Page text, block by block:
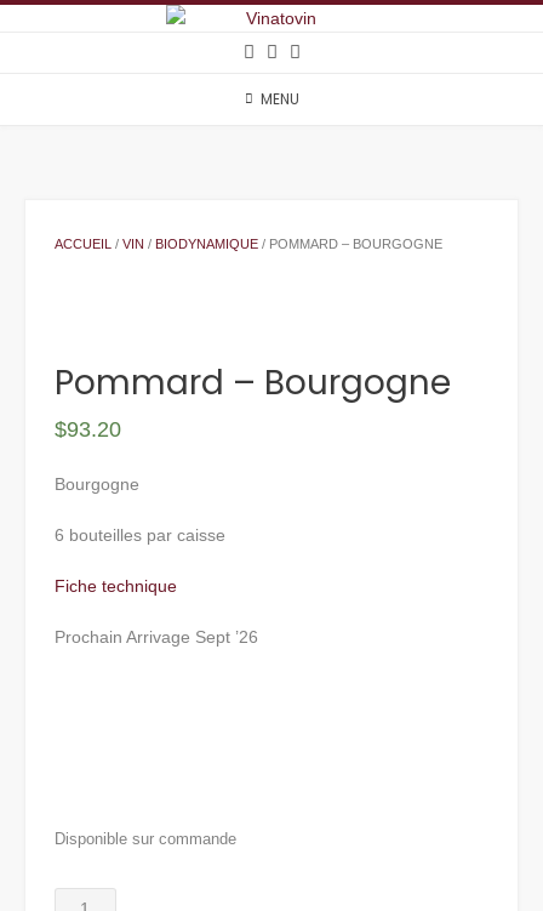
MENU
ACCUEIL / VIN / BIODYNAMIQUE / POMMARD – BOURGOGNE
Pommard – Bourgogne
$93.20
Bourgogne
6 bouteilles par caisse
Fiche technique
Prochain Arrivage Sept ’26
Disponible sur commande
quantité